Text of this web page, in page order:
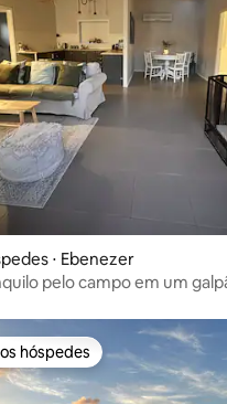
⋅ Ebenezer
pelo campo em um
hóspedes
hóspedes